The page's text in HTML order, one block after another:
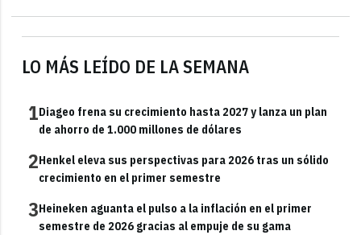
LO MÁS LEÍDO DE LA SEMANA
1Diageo frena su crecimiento hasta 2027 y lanza un plan
de ahorro de 1.000 millones de dólares
2Henkel eleva sus perspectivas para 2026 tras un sólido
crecimiento en el primer semestre
3Heineken aguanta el pulso a la inflación en el primer
semestre de 2026 gracias al empuje de su gama